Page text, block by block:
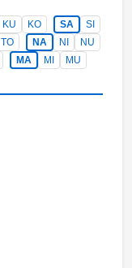
KU KO SA
SI
TO NA NI
NU
MA MI
MU